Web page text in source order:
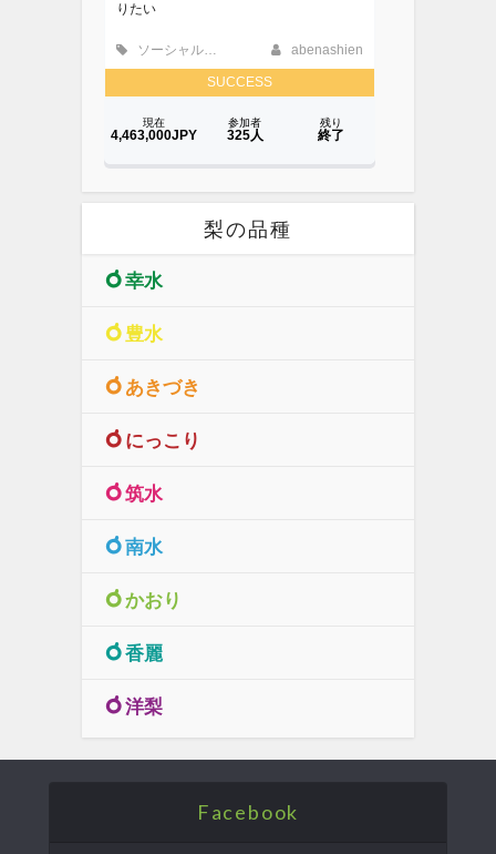
梨の品種
幸水
豊水
あきづき
にっこり
筑水
南水
かおり
香麗
洋梨
Facebook